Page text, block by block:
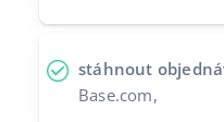
stáhnout
Base.com,